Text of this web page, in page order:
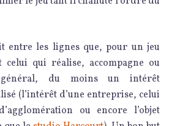
entre les lignes que, pour un jeu
qui réalise, accompagne ou
du moins un intérêt
(l’intérêt d’une entreprise, celui
ou encore l’objet